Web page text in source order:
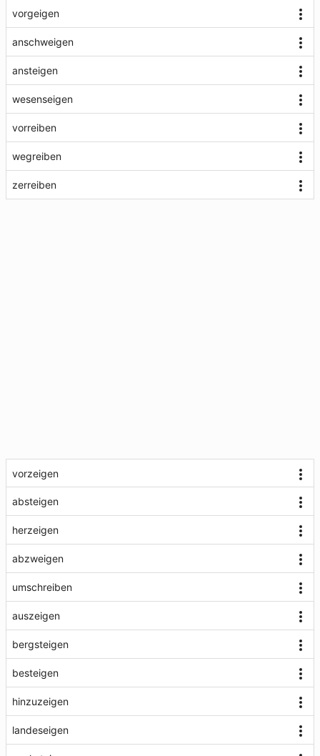
vorgeigen
anschweigen
ansteigen
wesenseigen
vorreiben
wegreiben
zerreiben
vorzeigen
absteigen
herzeigen
abzweigen
umschreiben
auszeigen
bergsteigen
besteigen
hinzuzeigen
landeseigen